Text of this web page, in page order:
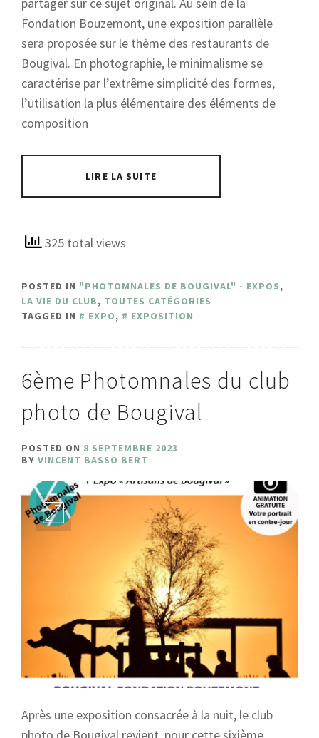
Fondation Bouzemont, une exposition parallèle
sera proposée sur le thème des restaurants de
Bougival. En photographie, le minimalisme se
caractérise par l’extrême simplicité des formes,
l’utilisation la plus élémentaire des éléments de
composition
LIRE LA SUITE
325 total views
POSTED IN "PHOTOMNALES DE BOUGIVAL" - EXPOS,
LA VIE DU CLUB, TOUTES CATÉGORIES
TAGGED IN
EXPO, EXPOSITION
6ème Photomnales du club
photo de Bougival
POSTED ON 8 SEPTEMBRE 2023
BY VINCENT BASSO BERT
Après une exposition consacrée à la nuit, le club
photo de Bougival revient, pour cette sixième